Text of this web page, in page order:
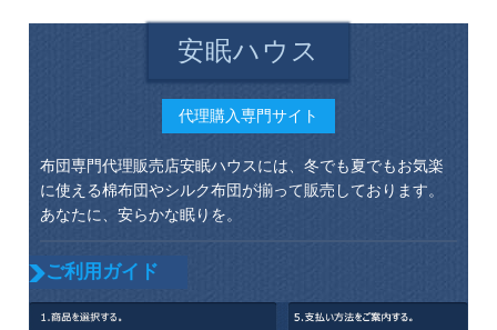
安眠ハウス
代理購入専門サイト
布団専門代理販売店安眠ハウスには、冬でも夏でもお気楽
に使える棉布団やシルク布団が揃って販売しております。
あなたに、安らかな眠りを。
ご利用ガイド